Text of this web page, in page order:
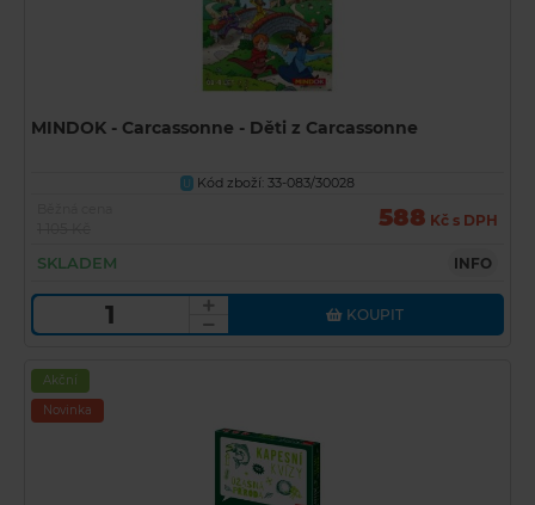
MINDOK - Carcassonne - Děti z Carcassonne
U
Kód zboží: 33-083/30028
588 Kč s DPH
SKLADEM INFO
KOUPIT
Akční
Novinka